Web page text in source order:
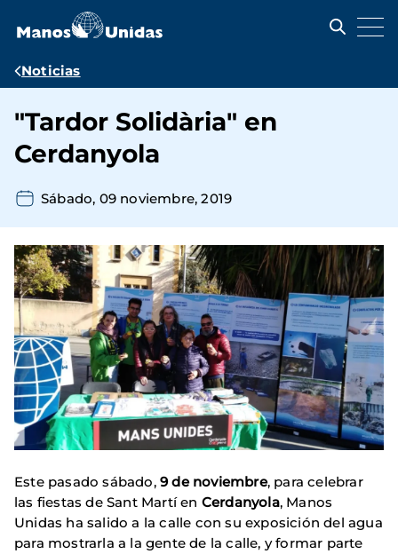
contenido
Ruta
navegación
Noticias
"Tardor Solidària" en
Cerdanyola
Sábado, 09 noviembre, 2019
Este pasado sábado, 9 de noviembre, para celebrar
las fiestas de Sant Martí en Cerdanyola, Manos
Unidas ha salido a la calle con su exposición del agua
para mostrarla a la gente de la calle, y formar parte